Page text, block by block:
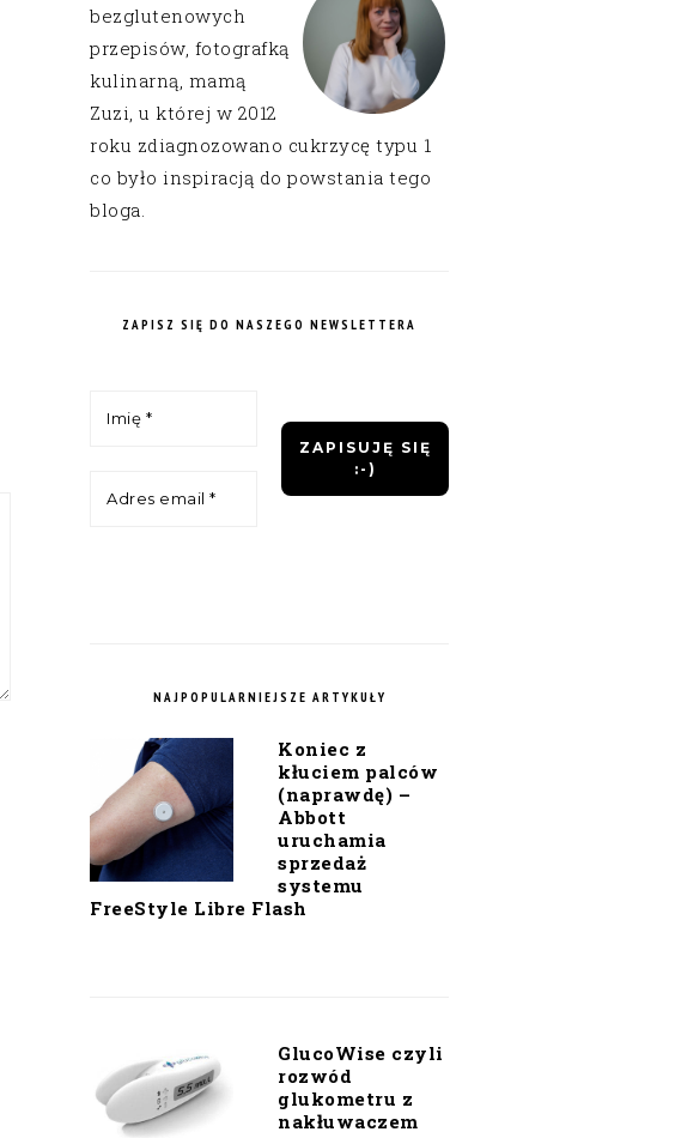
bezglutenowych
przepisów, fotografką
kulinarną, mamą
Zuzi, u której w 2012
roku zdiagnozowano cukrzycę typu 1
co było inspiracją do powstania tego
bloga.
ZAPISZ SIĘ DO NASZEGO NEWSLETTERA
NAJPOPULARNIEJSZE ARTYKUŁY
Koniec z
kłuciem palców
(naprawdę) –
Abbott
uruchamia
sprzedaż
systemu
FreeStyle Libre Flash
GlucoWise czyli
rozwód
glukometru z
nakłuwaczem